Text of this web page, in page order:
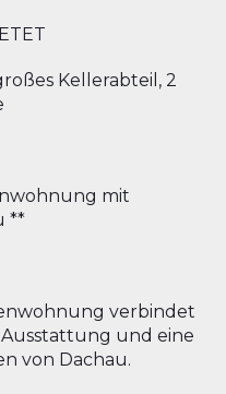
Kellerabteil, 2
mit
**
verbindet
und eine
von Dachau.